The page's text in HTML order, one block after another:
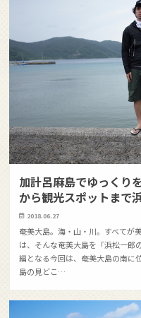
加計呂麻島でゆっくり
から観光スポットまで
2018.06.27
奄美大島。海・山・川。すべてが
は、そんな奄美大島を「浜松一郎
編となる今回は、奄美大島の南に
島の見どこ…